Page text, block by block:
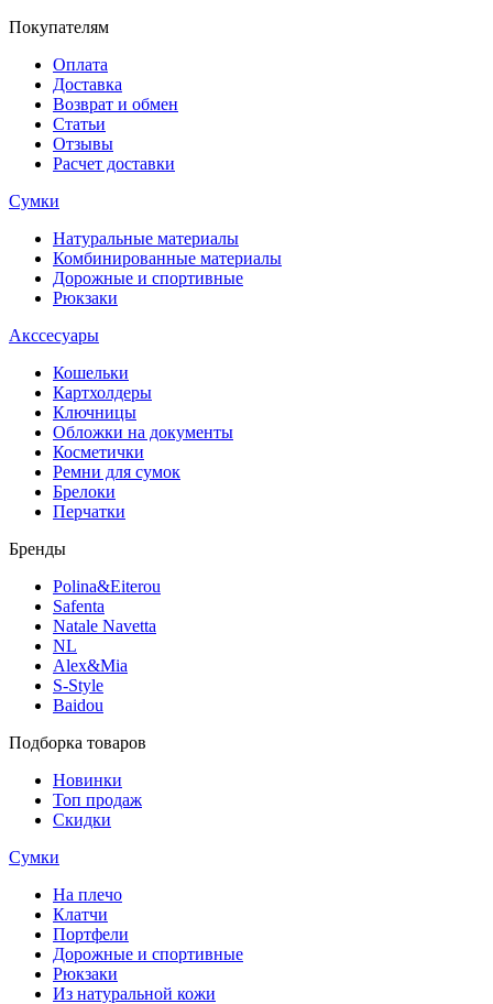
Покупателям
Оплата
Доставка
Возврат и обмен
Статьи
Отзывы
Расчет доставки
Сумки
Натуральные материалы
Комбинированные материалы
Дорожные и спортивные
Рюкзаки
Акссесуары
Кошельки
Картхолдеры
Ключницы
Обложки на документы
Косметички
Ремни для сумок
Брелоки
Перчатки
Бренды
Polina&Eiterou
Safenta
Natale Navetta
NL
Alex&Mia
S-Style
Baidou
Подборка товаров
Новинки
Топ продаж
Скидки
Сумки
На плечо
Клатчи
Портфели
Дорожные и спортивные
Рюкзаки
Из натуральной кожи